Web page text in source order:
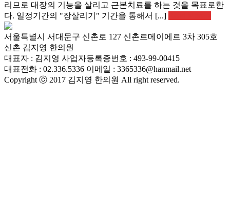
리므로 대장의 기능을 살리고 근본치료를 하는 것을 목표로한
다. 일정기간의 "장살리기" 기간을 통해서 [...]
서울특별시 서대문구 신촌로 127 신촌르메이에르 3차 305호
신촌 김지영 한의원
대표자 : 김지영 사업자등록증번호 : 493-99-00415
대표전화 : 02.336.5336 이메일 : 3365336@hanmail.net
Copyright ⓒ 2017 김지영 한의원 All right reserved.